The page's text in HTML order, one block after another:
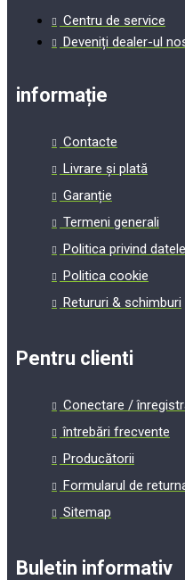
Centru de service
Deveniți dealer-ul
informație
Contacte
Livrare și plată
Garanție
Termeni generali
Politica privind
Politica cookie
Retururi & schimburi
Pentru clienti
Conectare /
întrebări frecvente
Producătorii
Formularul de
Sitemap
Buletin informativ